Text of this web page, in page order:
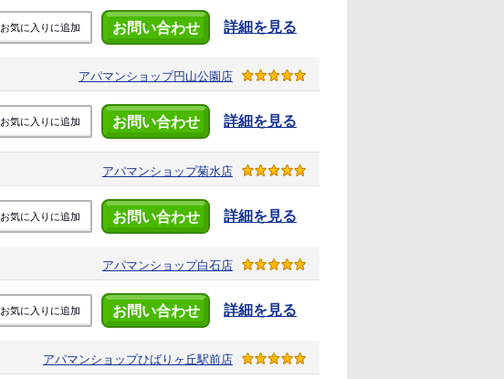
お気に入りに追加 お問い合わせ 詳細を見る
アパマンショップ円山公園店
お気に入りに追加 お問い合わせ 詳細を見る
アパマンショップ菊水店
お気に入りに追加 お問い合わせ 詳細を見る
アパマンショップ白石店
お気に入りに追加 お問い合わせ 詳細を見る
アパマンショップひばりヶ丘駅前店